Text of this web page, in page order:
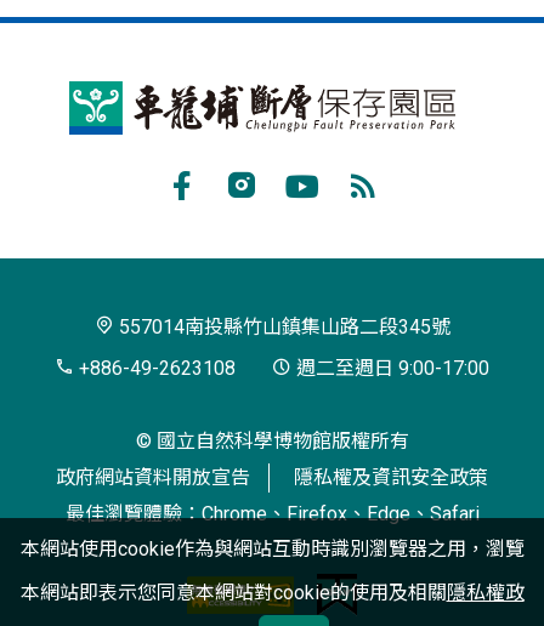
車
存
閱
557014南投縣竹山鎮集山路二段345號
+886-49-2623108
週二至週日 9:00-17:00
© 國立自然科學博物館版權所有
政府網站資料開放宣告
隱私權及資訊安全政策
最佳瀏覽體驗：Chrome、Firefox、Edge、Safari
本網站使用cookie作為與網站互動時識別瀏覽器之用，瀏覽
本網站即表示您同意本網站對cookie的使用及相關隱私權政